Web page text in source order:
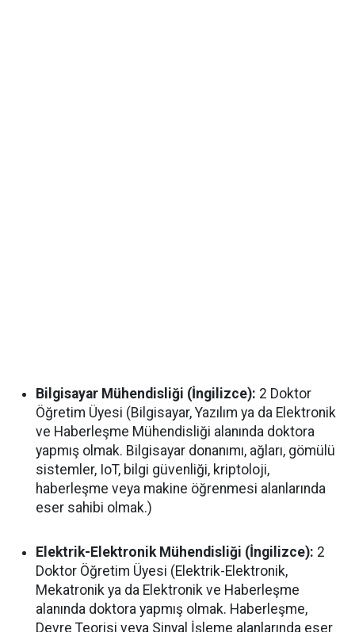
Bilgisayar Mühendisliği (İngilizce): 2 Doktor
Öğretim Üyesi (Bilgisayar, Yazılım ya da Elektronik
ve Haberleşme Mühendisliği alanında doktora
yapmış olmak. Bilgisayar donanımı, ağları, gömülü
sistemler, IoT, bilgi güvenliği, kriptoloji,
haberleşme veya makine öğrenmesi alanlarında
eser sahibi olmak.)
Elektrik-Elektronik Mühendisliği (İngilizce): 2
Doktor Öğretim Üyesi (Elektrik-Elektronik,
Mekatronik ya da Elektronik ve Haberleşme
alanında doktora yapmış olmak. Haberleşme,
Devre Teorisi veya Sinyal İşleme alanlarında eser